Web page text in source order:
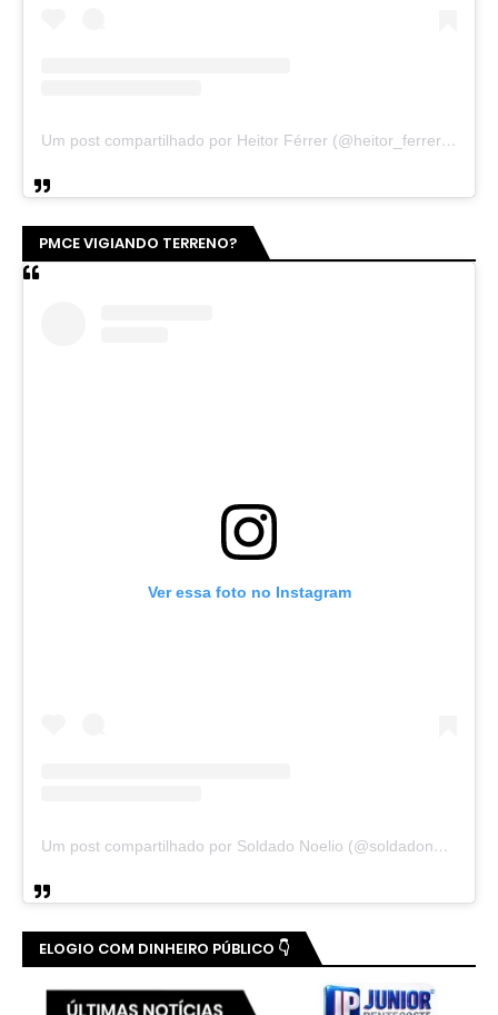
Um post compartilhado por Heitor Férrer (@heitor_ferrer77)
PMCE VIGIANDO TERRENO?
Ver essa foto no Instagram
Um post compartilhado por Soldado Noelio (@soldadonoelio)
ELOGIO COM DINHEIRO PÚBLICO 👇